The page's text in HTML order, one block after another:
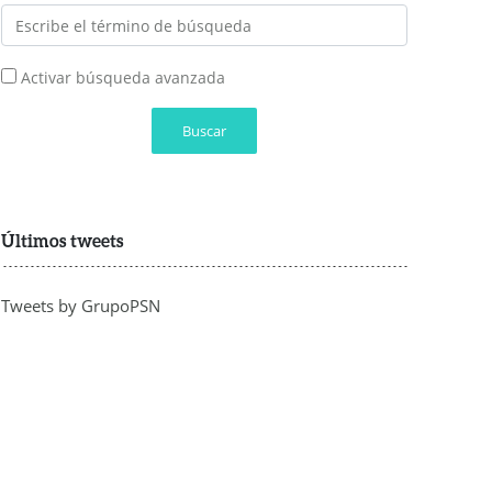
Activar búsqueda avanzada
Buscar
Últimos tweets
Tweets by GrupoPSN